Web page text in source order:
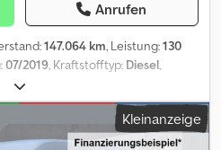
Anrufen
147.064 km, Leistung:130
07/2019, Kraftstofftyp: Diesel,
, Emissionsklasse:
Bordcomputer, Elektronisches
Ladebordwand,
Zentralverriegelung, ,, *
Kleinanzeige